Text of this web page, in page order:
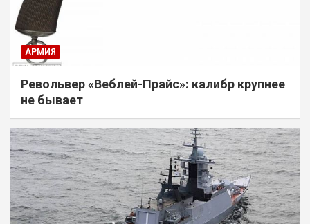
АРМИЯ
Револьвер «Веблей-Прайс»: калибр крупнее
не бывает